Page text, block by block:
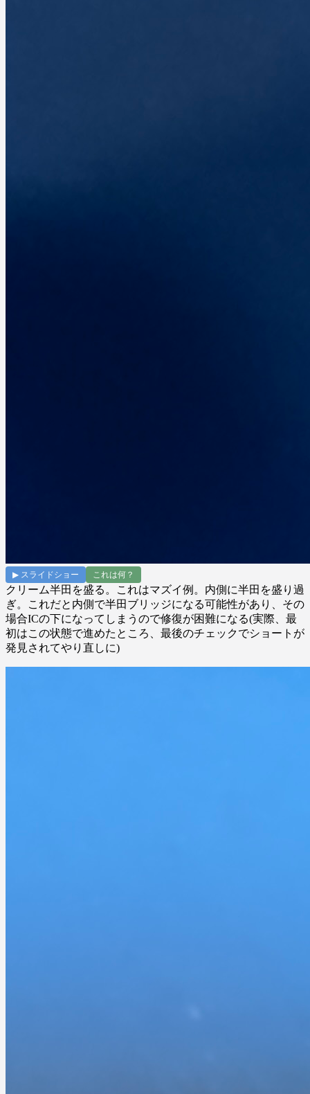
▶ スライドショー これは何？
クリーム半田を盛る。これはマズイ例。内側に半田を盛り過
ぎ。これだと内側で半田ブリッジになる可能性があり、その
場合ICの下になってしまうので修復が困難になる(実際、最
初はこの状態で進めたところ、最後のチェックでショートが
発見されてやり直しに)